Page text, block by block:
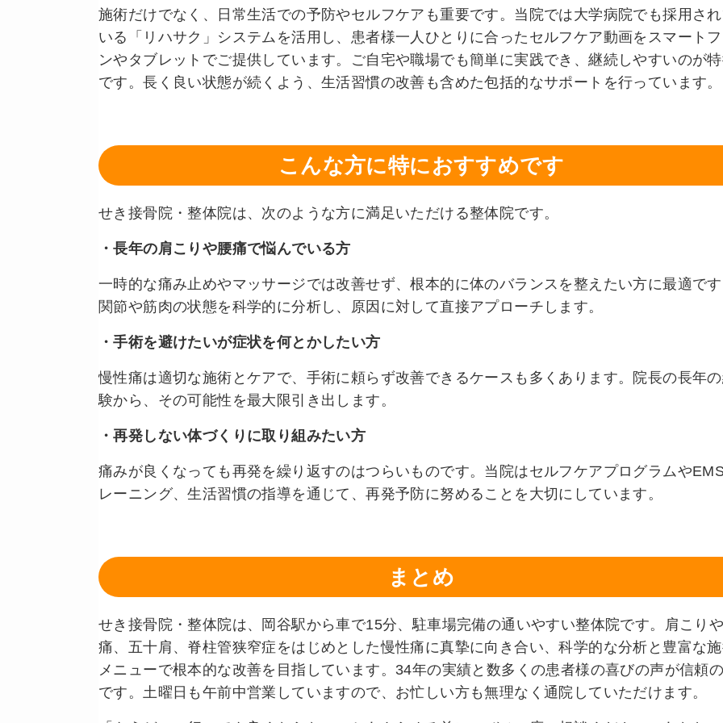
施術だけでなく、日常生活での予防やセルフケアも重要です。当院では大学病院でも採用さ
いる「リハサク」システムを活用し、患者様一人ひとりに合ったセルフケア動画をスマートフ
ンやタブレットでご提供しています。ご自宅や職場でも簡単に実践でき、継続しやすいのが
です。長く良い状態が続くよう、生活習慣の改善も含めた包括的なサポートを行っています。
こんな方に特におすすめです
せき接骨院・整体院は、次のような方に満足いただける整体院です。
・長年の肩こりや腰痛で悩んでいる方
一時的な痛み止めやマッサージでは改善せず、根本的に体のバランスを整えたい方に最適です
関節や筋肉の状態を科学的に分析し、原因に対して直接アプローチします。
・手術を避けたいが症状を何とかしたい方
慢性痛は適切な施術とケアで、手術に頼らず改善できるケースも多くあります。院長の長年
験から、その可能性を最大限引き出します。
・再発しない体づくりに取り組みたい方
痛みが良くなっても再発を繰り返すのはつらいものです。当院はセルフケアプログラムや
レーニング、生活習慣の指導を通じて、再発予防に努めることを大切にしています。
まとめ
せき接骨院・整体院は、岡谷駅から車で15分、駐車場完備の通いやすい整体院です。肩こり
痛、五十肩、脊柱管狭窄症をはじめとした慢性痛に真摯に向き合い、科学的な分析と豊富な
メニューで根本的な改善を目指しています。34年の実績と数多くの患者様の喜びの声が信頼
です。土曜日も午前中営業していますので、お忙しい方も無理なく通院していただけます。